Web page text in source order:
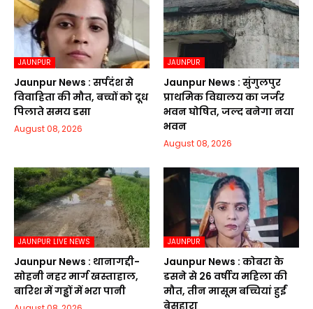
JAUNPUR
Jaunpur News : सर्पदंश से
विवाहिता की मौत, बच्चों को दूध
पिलाते समय डसा
August 08, 2026
JAUNPUR
Jaunpur News : सुंगुलपुर
प्राथमिक विद्यालय का जर्जर
भवन घोषित, जल्द बनेगा नया
भवन
August 08, 2026
JAUNPUR LIVE NEWS
Jaunpur News : थानागद्दी-
सोहनी नहर मार्ग खस्ताहाल,
बारिश में गड्ढों में भरा पानी
JAUNPUR
Jaunpur News : कोबरा के
डसने से 26 वर्षीय महिला की
मौत, तीन मासूम बच्चियां हुईं
बेसहारा